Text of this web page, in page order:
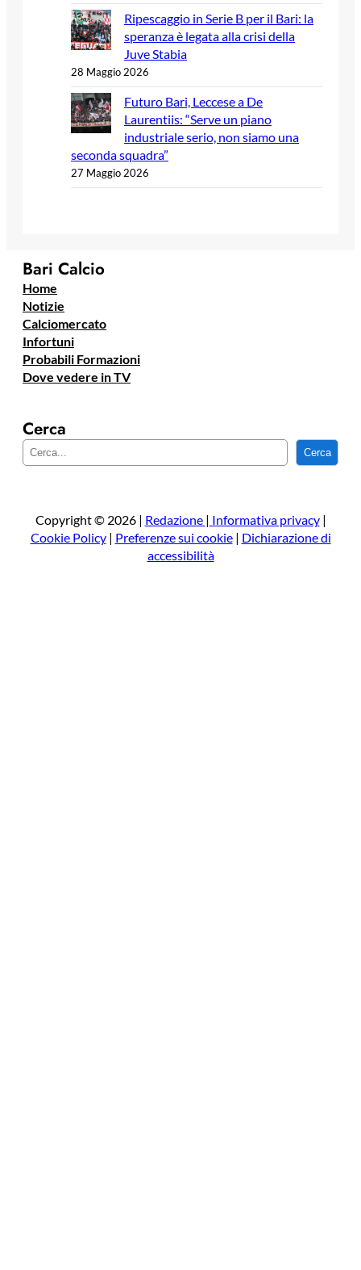
Ripescaggio in Serie B per il Bari: la
speranza è legata alla crisi della
Juve Stabia
28 Maggio 2026
Futuro Bari, Leccese a De
Laurentiis: “Serve un piano
industriale serio, non siamo una
seconda squadra”
27 Maggio 2026
Bari Calcio
Home
Notizie
Calciomercato
Infortuni
Probabili Formazioni
Dove vedere in TV
Cerca
e
a
Cerca
Copyright © 2026 | Redazione | Informativa privacy|
Cookie Policy| Preferenze sui cookie| Dichiarazione di
accessibilità